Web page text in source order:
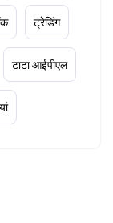
ट्रेडिंग
टाटा आईपीएल